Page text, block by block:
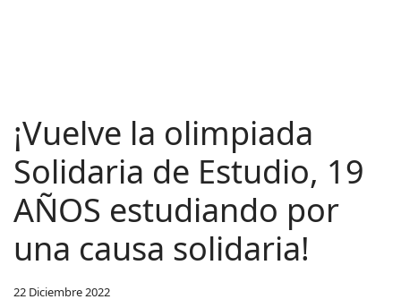
¡Vuelve la olimpiada
Solidaria de Estudio, 19
AÑOS estudiando por
una causa solidaria!
22 Diciembre 2022